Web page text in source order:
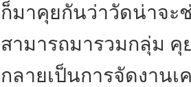
ก็มาคุยกันว่าวัดน่าจะ
สามารถมารวมกลุ่ม คุ
กลายเป็นการจัดงานเ